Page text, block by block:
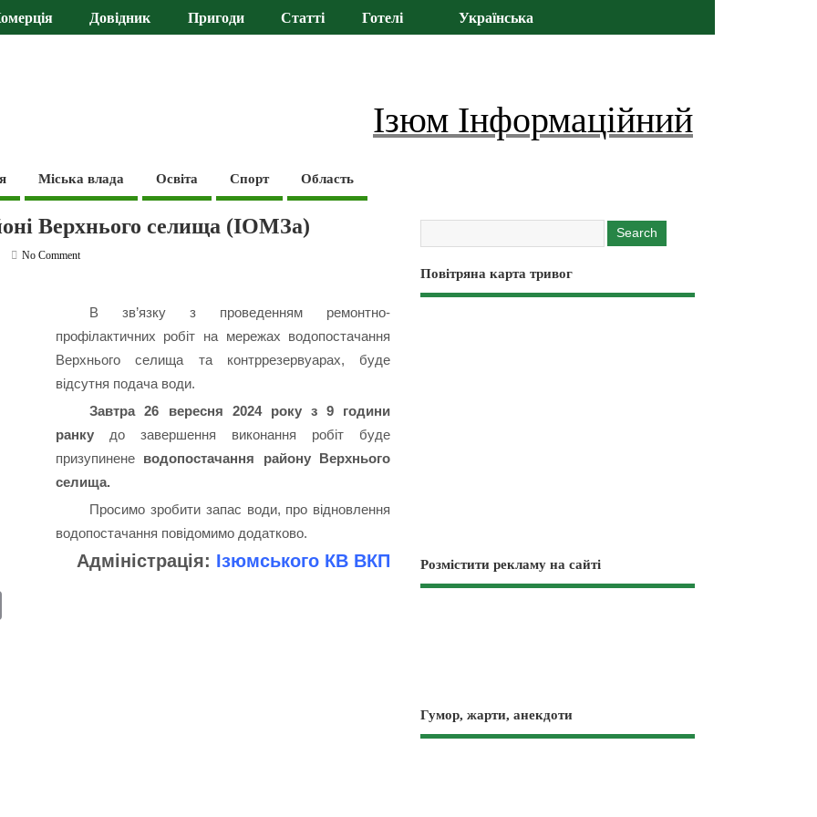
Довідник Пригоди Статті Готелі Українська
Ізюм Інформаційний
Міська влада Освіта Спорт Область
Верхнього селища (ІОМЗа)
No Comment
В зв’язку з проведенням ремонтно-
профілактичних робіт на мережах водопостачання
Верхнього селища та контррезервуарах, буде
відсутня подача води.
Завтра 26 вересня 2024 року з 9 години
ранкудо завершення виконання робіт буде
призупинене водопостачання району Верхнього
селища.
Просимо зробити запас води, про відновлення
водопостачання повідомимо додатково.
Адміністрація: Ізюмського КВ ВКП
Повітряна карта тривог
Розмістити рекламу на сайті
Гумор, жарти, анекдоти